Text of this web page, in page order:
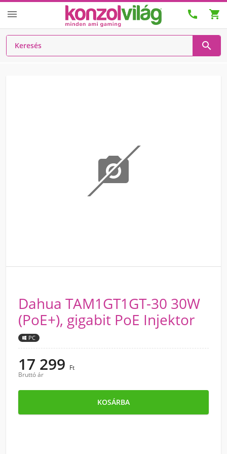
  

Dahua TAM1GT1GT-30 30W
(PoE+), gigabit PoE Injektor
PC
17 299 Ft
Bruttó ár
KOSÁRBA